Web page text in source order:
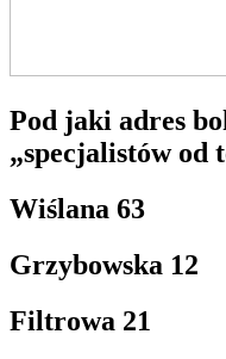
Pod jaki adres
„specjalistów od
Wiślana 63
Grzybowska 12
Filtrowa 21